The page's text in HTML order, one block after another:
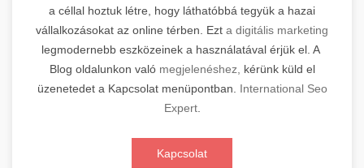
a céllal hoztuk létre, hogy láthatóbbá tegyük a hazai
vállalkozásokat az online térben. Ezt a digitális marketing
legmodernebb eszközeinek a használatával érjük el. A
Blog oldalunkon való megjelenéshez,
kérünk küld el
üzenetedet a Kapcsolat menüpontban. International Seo
Expert.
Kapcsolat